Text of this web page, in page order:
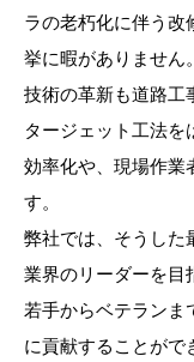
ラの老朽化に伴う改
挙に暇がありません。
技術の革新も道路工
タージェット工法
効率化や、現場作業
す。
弊社では、そうした
業界のリーダーを目
若手からベテランま
に貢献することが